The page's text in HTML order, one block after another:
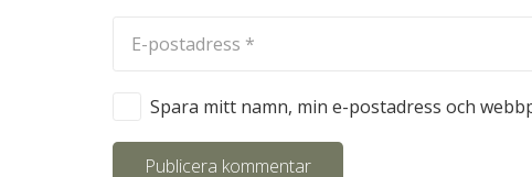
Spara mitt namn, min e-postadress och
Publicera kommentar